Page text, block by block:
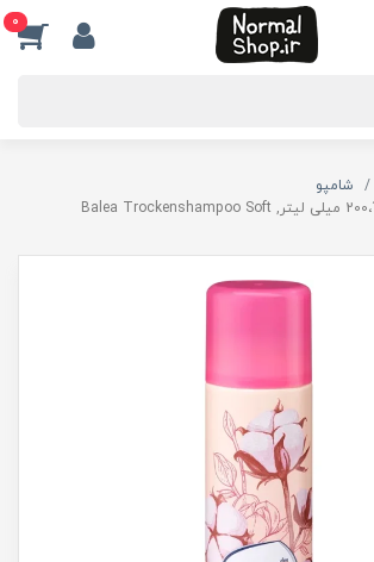
0
شامپو
شامپو خشک باله آ،200 میلی لیتر, Balea Trockenshampoo Soft